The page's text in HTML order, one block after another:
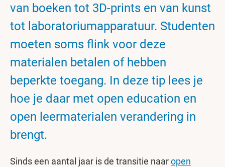
van boeken tot 3D-prints en van kunst
tot laboratoriumapparatuur. Studenten
moeten soms flink voor deze
materialen betalen of hebben
beperkte toegang. In deze tip lees je
hoe je daar met open education en
open leermaterialen verandering in
brengt.
Sinds een aantal jaar is de transitie naaropen